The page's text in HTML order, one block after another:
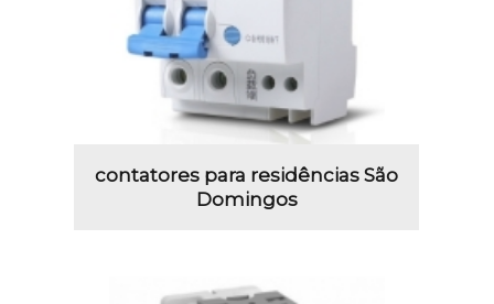
contatores para residências São
Domingos